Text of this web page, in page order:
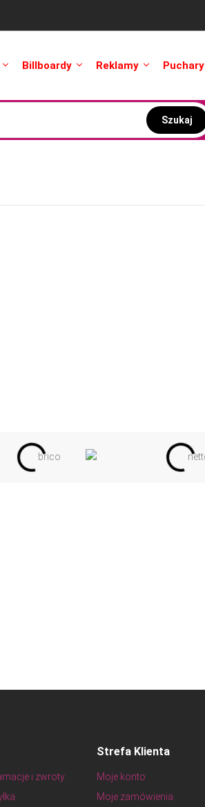
Billboardy Reklamy Puchary
Szukaj
i zwroty
Strefa Klienta
Moje konto
Moje zamówienia